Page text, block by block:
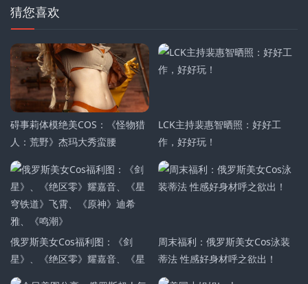
猜您喜欢
碍事莉体模绝美COS：《怪物猎
人：荒野》杰玛大秀蛮腰
LCK主持裴惠智晒照：好好工
作，好好玩！
俄罗斯美女Cos福利图：《剑
星》、《绝区零》耀嘉音、《星
穹铁道》飞霄、《原神》迪希
周末福利：俄罗斯美女Cos泳装
蒂法 性感好身材呼之欲出！